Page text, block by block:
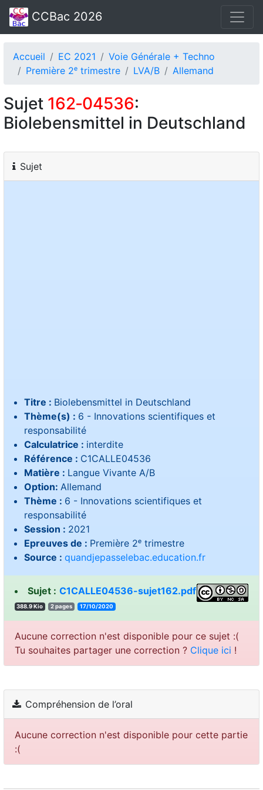
CCBac 2026
Accueil EC 2021
Voie Générale + Techno
Première 2ᵉ trimestre
LVA/B Allemand
Sujet 162‑04536:
Biolebensmittel in Deutschland
Sujet
Titre : Biolebensmittel in Deutschland
Thème(s) : 6 - Innovations scientifiques et
responsabilité
Calculatrice : interdite
Référence : C1CALLE04536
Matière : Langue Vivante A/B
Option: Allemand
Thème : 6 - Innovations scientifiques et
responsabilité
Session : 2021
Epreuves de : Première 2ᵉ trimestre
Source : quandjepasselebac.education.fr
Sujet : C1CALLE04536-sujet162.pdf
388.9 Kio 2 pages 17/10/2020
Aucune correction n'est disponible pour ce sujet :(
Tu souhaites partager une correction ? Clique ici !
Compréhension de l’oral
Aucune correction n'est disponible pour cette partie
:(